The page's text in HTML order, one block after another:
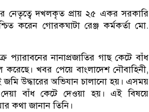
দখলকৃত প্রায় ২৫ একর সরকারি
করেন গোরকঘাটা রেঞ্জ কর্মকর্তা মো.
নানাপ্রজাতির গাছ কেটে বাঁধ
খবর পেয়ে বাংলাদেশ নৌবাহিনী,
উদ্ধারের অভিযান চালানো হয়। এসময়
দেয়া বাঁধ কেটে দেওয়া হয়। এই বিষয়ে
কথা জানান তিনি।